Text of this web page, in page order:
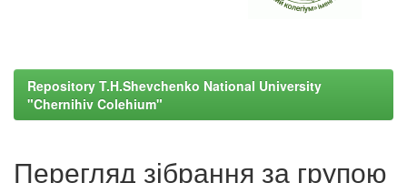
Repository T.H.Shevchenko National University
"Chernihiv Colehium"
Перегляд зібрання за групою